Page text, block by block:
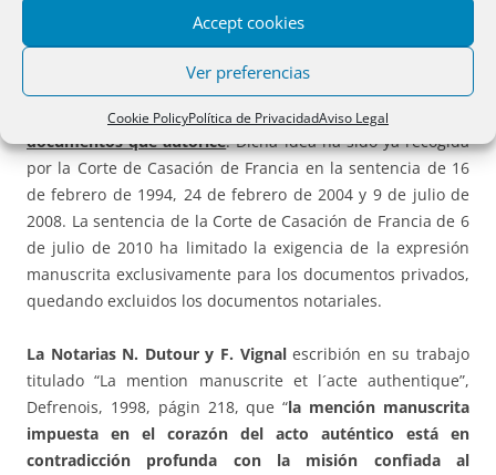
Accept cookies
Ver preferencias
Cookie PolicyPolítica de PrivacidadAviso Legal
gravedad y el alcance de su obligación
Majdansky, que cita a Aynes en la página 165 de la obra
que luego se cita, aboga por la
obligación de recoger la expresión manuscrita en los
documentos que autorice. Dicha idea ha sido ya recogida
por la Corte de Casación de Francia en la sentencia de 16
de febrero de 1994, 24 de febrero de 2004 y 9 de julio de
2008. La sentencia de la Corte de Casación de Francia de 6
de julio de 2010 ha limitado la exigencia de la expresión
manuscrita exclusivamente para los documentos privados,
quedando excluidos los documentos notariales.
La Notarias N. Dutour y F. Vignalescribión en su trabajo
titulado “La mention manuscrite et l´acte authentique”,
Defrenois, 1998, págin 218, que “la mención manuscrita
impuesta en el corazón del acto auténtico está en
contradicción profunda con la misión confiada al